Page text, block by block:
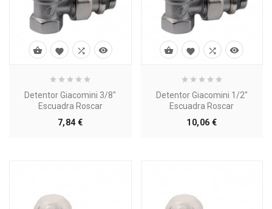
Detentor Giacomini 3/8"
Escuadra Roscar
7,84 €Precio
   
Detentor Giacomini 1/2"
Escuadra Roscar
10,06 €Precio
   